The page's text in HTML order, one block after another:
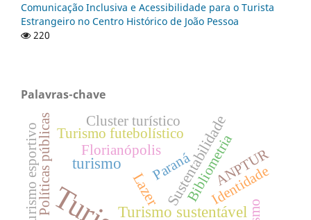
Comunicação Inclusiva e Acessibilidade para o Turista
Estrangeiro no Centro Histórico de João Pessoa
220
Palavras-chave
Turismo sustentável
turismo
LazerSustentabilidade
Florianópolis
Políticas públicas ParanáBibliometriaIdentidade
Turismo futebolístico
Turismo esportivo ANPTUR
Cluster turístico